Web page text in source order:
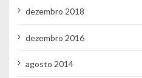
dezembro 2018
dezembro 2016
agosto 2014